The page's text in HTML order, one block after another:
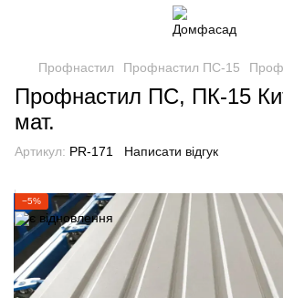
Профнастил Профнастил ПС-15
Профнастил ПС, ПК-15
мат.
Артикул: PR-171 Написати відгук
−5%